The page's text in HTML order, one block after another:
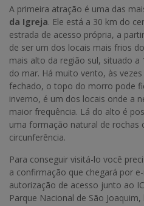
A primeira atração é uma das
da Igreja. Ele está a 30 km do
estrada de acesso própria, a
de ser um dos locais mais frios
mais alto da região sul, situado
do mar. Há muito vento, às
fechado, o topo do morro pode
inverno, é um dos locais onde a
maior frequência. Lá do alto é
uma formação natural de rochas
circunferência.
Para conseguir visitá-lo você
a confirmação que chegará por
autorização de acesso junto ao
Parque Nacional de São